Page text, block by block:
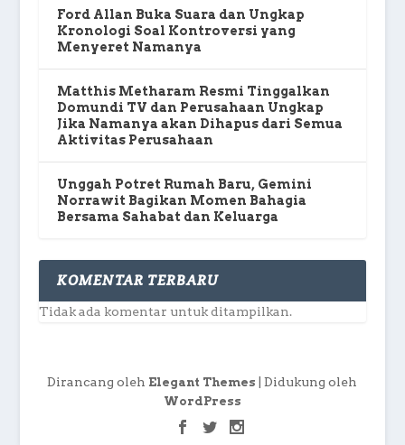
Ford Allan Buka Suara dan Ungkap
Kronologi Soal Kontroversi yang
Menyeret Namanya
Matthis Metharam Resmi Tinggalkan
Domundi TV dan Perusahaan Ungkap
Jika Namanya akan Dihapus dari Semua
Aktivitas Perusahaan
Unggah Potret Rumah Baru, Gemini
Norrawit Bagikan Momen Bahagia
Bersama Sahabat dan Keluarga
KOMENTAR TERBARU
Tidak ada komentar untuk ditampilkan.
Dirancang oleh Elegant Themes | Didukung oleh
WordPress